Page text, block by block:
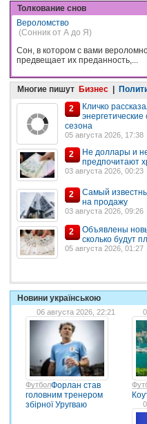
Толкование снов
Вероломство
(Сонник от А до Я)
Сон, в котором с вами
предвещает их преданность,...
Многие пишут Бизнес |
2
Кличко
сезона
05 августа 2026, 17:38
2
Не доллары и
предпочитают
03 августа 2026, 00:23
2
Самый
на продажу
03 августа 2026, 09:26
2
Объявлены
сколько будут
05 августа 2026, 01:27
Новини українською
06 августа 2026, 22:21
ФутболФорлан став
головним тренером
збірної Уругваю